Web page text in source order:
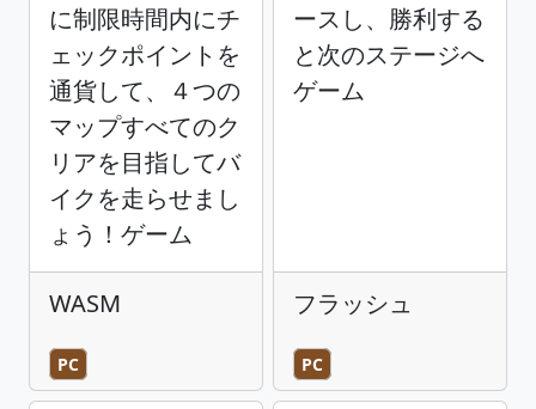
に制限時間内にチ
ェックポイントを
通貨して、４つの
マップすべてのク
リアを目指してバ
イクを走らせまし
ょう！ゲーム
WASM
PC
ースし、勝利する
と次のステージへ
ゲーム
フラッシュ
PC